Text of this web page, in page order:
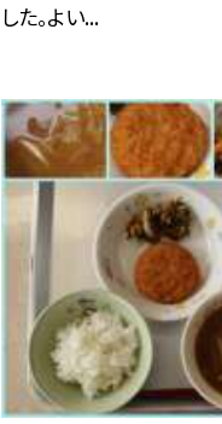
した。よい...